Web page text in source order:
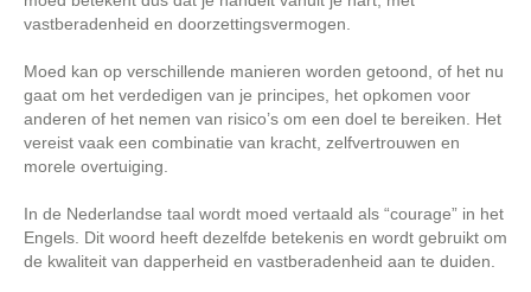
vastberadenheid en doorzettingsvermogen.
Moed kan op verschillende manieren worden getoond, of het nu
gaat om het verdedigen van je principes, het opkomen voor
anderen of het nemen van risico’s om een doel te bereiken. Het
vereist vaak een combinatie van kracht, zelfvertrouwen en
morele overtuiging.
In de Nederlandse taal wordt moed vertaald als “courage” in het
Engels. Dit woord heeft dezelfde betekenis en wordt gebruikt om
de kwaliteit van dapperheid en vastberadenheid aan te duiden.